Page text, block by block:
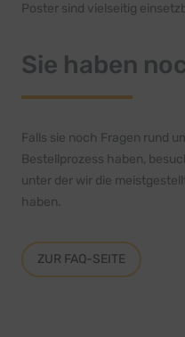
Poster sind vielseitig
Sie haben
Falls sie noch Fragen rund
Bestellprozess haben,
unter der wir die
haben.
ZUR FAQ-SEITE